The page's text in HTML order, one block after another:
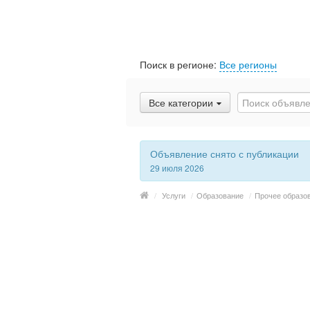
Поиск в регионе: Все регионы
Все категории
Объявление снято с публикации
29 июля 2026
/ Услуги / Образование / Прочее